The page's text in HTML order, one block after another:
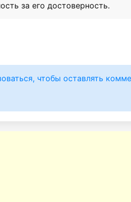
за его достоверность.
чтобы оставлять